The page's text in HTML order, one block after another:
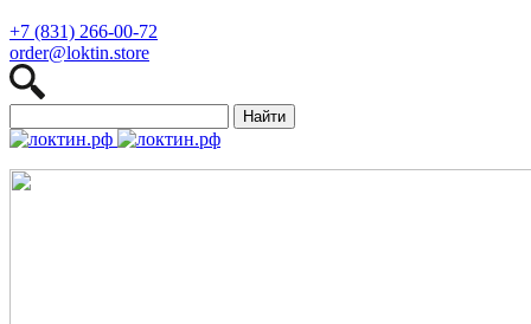
+7 (831) 266-00-72
order@loktin.store
Найти